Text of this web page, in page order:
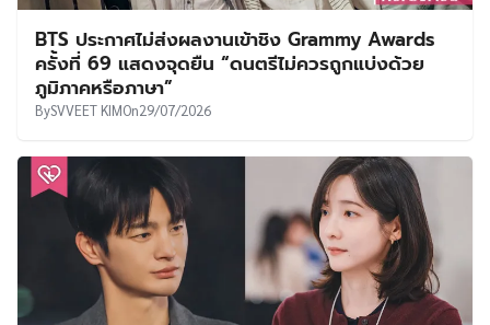
BTS ประกาศไม่ส่งผลงานเข้าชิง Grammy Awards
ครั้งที่ 69 แสดงจุดยืน “ดนตรีไม่ควรถูกแบ่งด้วย
ภูมิภาคหรือภาษา”
BySVVEET KIMOn29/07/2026